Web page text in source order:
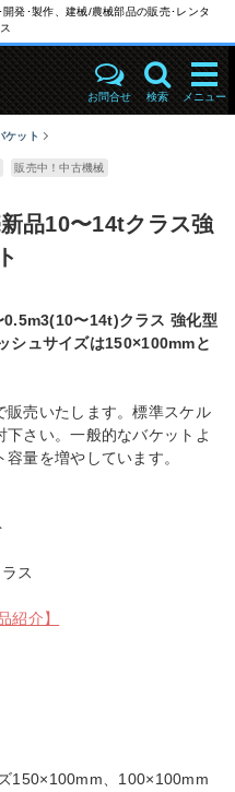
発･製作、建械/農械部品の販売･レンタ
お問合せ 検索 メニュー
ケット
販売中！中古機械
品10〜14tクラス強
〜14t)クラス 強化型
シュサイズは150×100mmと
販売いたします。標準スケル
下さい。一般的なバケットよ
量を増やしています。
ス
紹介】
150×100mm、100×100mm